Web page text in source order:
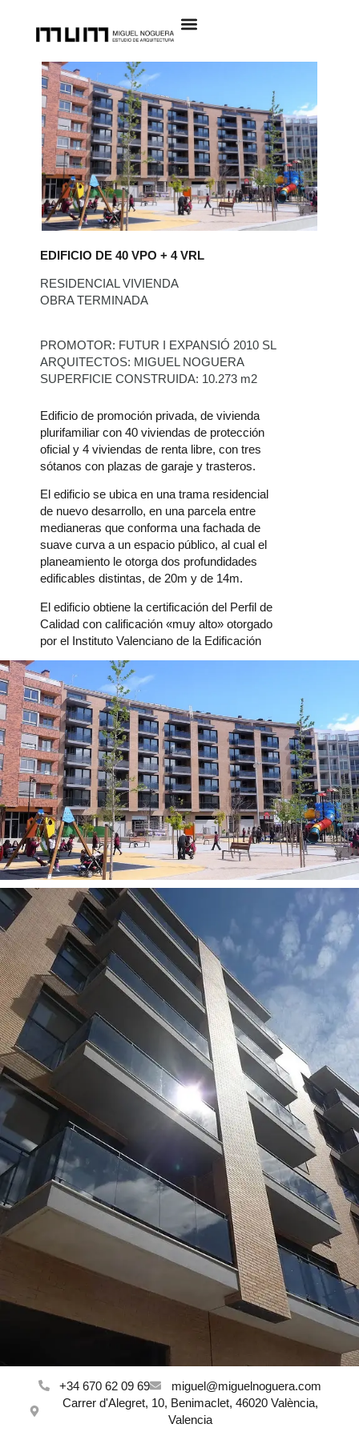
EDIFICIO DE 40 VPO + 4 VRL
RESIDENCIAL VIVIENDA
OBRA TERMINADA
PROMOTOR: FUTUR I EXPANSIÓ 2010 SL
ARQUITECTOS: MIGUEL NOGUERA
SUPERFICIE CONSTRUIDA: 10.273 m2
Edificio de promoción privada, de vivienda
plurifamiliar con 40 viviendas de protección
oficial y 4 viviendas de renta libre, con tres
sótanos con plazas de garaje y trasteros.
El edificio se ubica en una trama residencial
de nuevo desarrollo, en una parcela entre
medianeras que conforma una fachada de
suave curva a un espacio público, al cual el
planeamiento le otorga dos profundidades
edificables distintas, de 20m y de 14m.
El edificio obtiene la certificación del Perfil de
Calidad con calificación «muy alto» otorgado
por el Instituto Valenciano de la Edificación
+34 670 62 09 69
miguel@miguelnoguera.com
Carrer d'Alegret, 10, Benimaclet, 46020 València,
Valencia